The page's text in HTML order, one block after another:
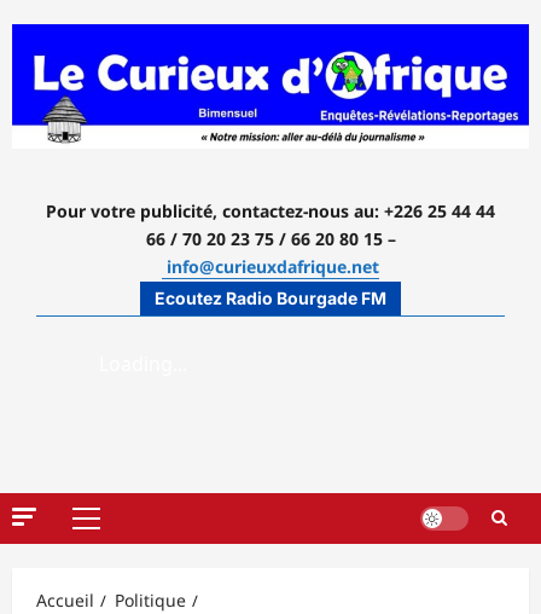
contenu
Pour votre publicité, contactez-nous au: +226 25 44 44
66 / 70 20 23 75 / 66 20 80 15 –
info@curieuxdafrique.net
Ecoutez Radio Bourgade FM
Menu
Accueil
Politique